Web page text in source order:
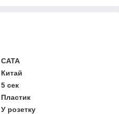
CATA
Китай
5 сек
Пластик
У розетку